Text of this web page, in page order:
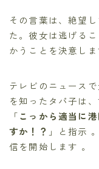
その言葉は、絶望
た。彼女は逃げる
かうことを決意しま
テレビのニュース
を知ったタパ子は
「こっから適当に
すか！？ 」と指示
信を開始します 。